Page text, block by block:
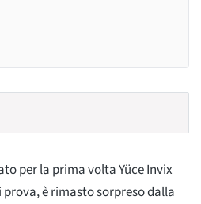
per la prima volta Yüce Invix
è rimasto sorpreso dalla